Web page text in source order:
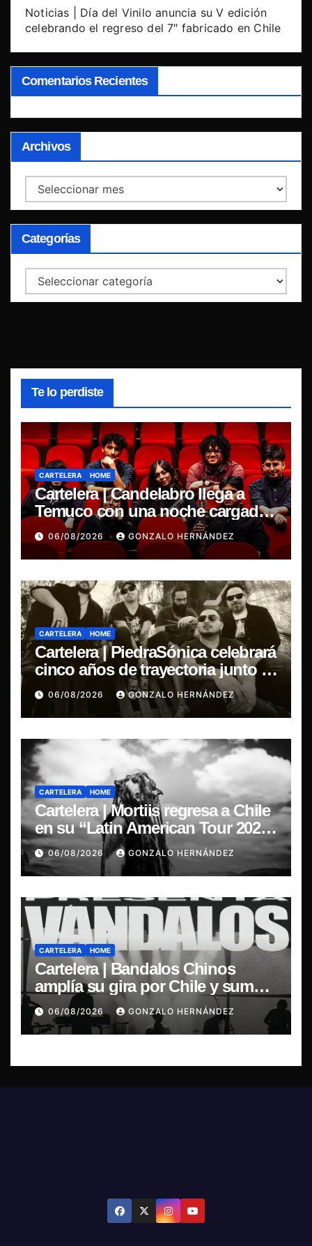
Noticias | Día del Vinilo anuncia su V edición
celebrando el regreso del 7″ fabricado en Chile
Comentarios Recientes
Archivos
Archivos
Categorías
Categorías
Te lo perdiste
CARTELERA HOME
Cartelera | Candelabro llega a
Temuco con una noche cargada
de indie
06/08/2026 GONZALO HERNÁNDEZ
CARTELERA HOME
Cartelera | PiedraSónica celebrará
cinco años de trayectoria junto a
The Ganjas en el Bar de René
06/08/2026 GONZALO HERNÁNDEZ
CARTELERA HOME
Cartelera | Mortiis regresa a Chile
en su “Latin American Tour 2026”
y exclusivo show en Sala RBX
06/08/2026 GONZALO HERNÁNDEZ
CARTELERA HOME
Cartelera | Bandalos Chinos
amplía su gira por Chile y suma
concierto en Concepción
06/08/2026 GONZALO HERNÁNDEZ